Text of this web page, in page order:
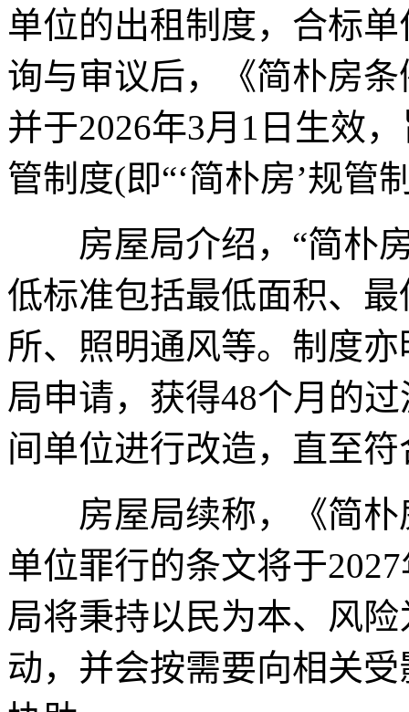
单位的出租制度，合标
询与审议后，《简朴房
并于2026年3月1日生效
管制度(即“‘简朴房’规管
房屋局介绍，“简朴房
低标准包括最低面积、
所、照明通风等。制度
局申请，获得48个月的
间单位进行改造，直至
房屋局续称，《简朴
单位罪行的条文将于
局将秉持以民为本、风
动，并会按需要向相关